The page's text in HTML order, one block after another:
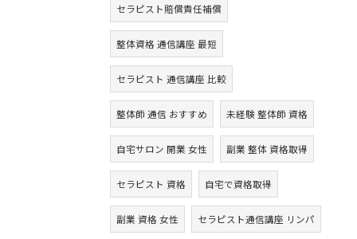
セラピスト賠償責任補償
整体資格 通信講座 最短
セラピスト 通信講座 比較
整体師 通信 おすすめ 未経験 整体師 資格
自宅サロン 開業 女性 副業 整体 資格取得
セラピスト 資格 自宅で資格取得
副業 資格 女性 セラピスト通信講座 リンパ